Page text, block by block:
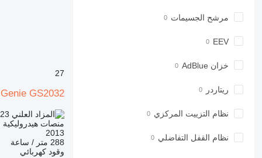
مرشح الجسيمات
EEV
خزان AdBlue
ريتاردر
نظام التزييت المركزي
نظام القفل التفاضلي
27
Genie GS2032
منصات هيدروليكية
2013
288 متر / ساعة
وقود كهربائي